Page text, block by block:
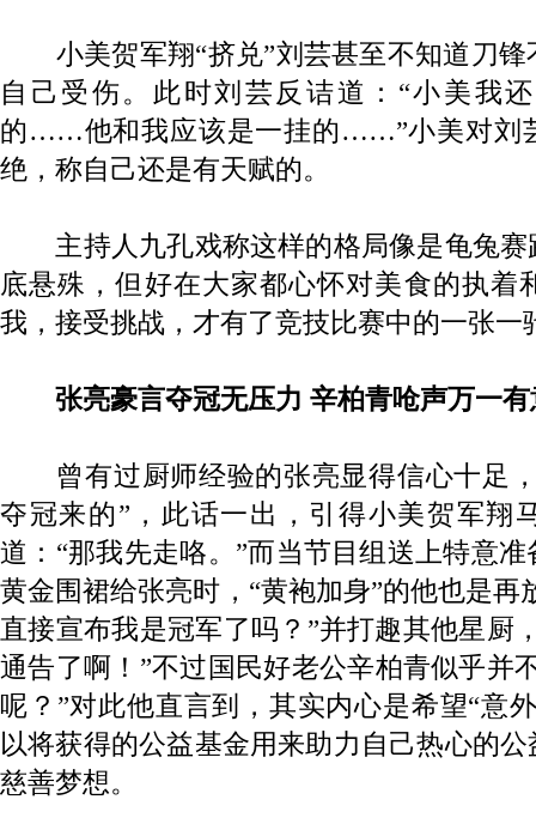
小美贺军翔“挤兑”刘芸甚至不知道刀锋
自己受伤。此时刘芸反诘道：“小美我
的……他和我应该是一挂的……”小美对刘
绝，称自己还是有天赋的。
主持人九孔戏称这样的格局像是龟兔赛
底悬殊，但好在大家都心怀对美食的执着
我，接受挑战，才有了竞技比赛中的一张一
张亮豪言夺冠无压力 辛柏青呛声万一
曾有过厨师经验的张亮显得信心十足，
夺冠来的”，此话一出，引得小美贺军翔
道：“那我先走咯。”而当节目组送上特意
黄金围裙给张亮时，“黄袍加身”的他也是再
直接宣布我是冠军了吗？”并打趣其他星厨
通告了啊！”不过国民好老公辛柏青似乎并
呢？”对此他直言到，其实内心是希望“意
以将获得的公益基金用来助力自己热心的
慈善梦想。